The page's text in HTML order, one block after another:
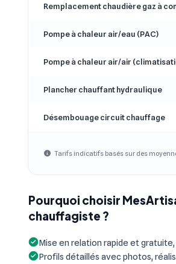
Remplacement chaudière gaz à
Pompe à chaleur air/eau (PAC)
Pompe à chaleur air/air
Plancher chauffant hydraulique
Désembouage circuit chauffage
Tarifs indicatifs basés sur des
Pourquoi choisir
chauffagiste ?
Mise en relation rapide et
Profils détaillés avec photos,